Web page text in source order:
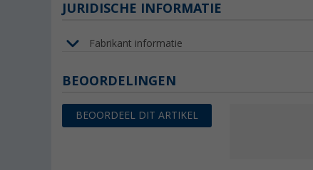
JURIDISCHE INFORMATIE
Fabrikant informatie
BEOORDELINGEN
BEOORDEEL DIT ARTIKEL